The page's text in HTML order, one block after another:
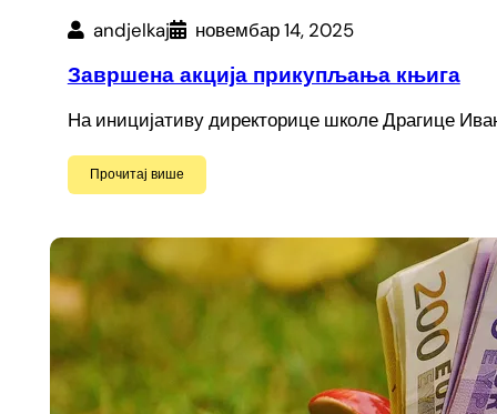
andjelkaj новембар 14, 2025
Завршена акција прикупљања књига
На иницијативу директорице школе Драгице
Прочитај више